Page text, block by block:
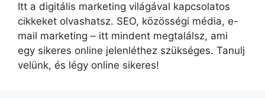
Itt a digitális marketing világával kapcsolatos
cikkeket olvashatsz. SEO, közösségi média, e-
mail marketing – itt mindent megtalálsz, ami
egy sikeres online jelenléthez szükséges. Tanulj
velünk, és légy online sikeres!